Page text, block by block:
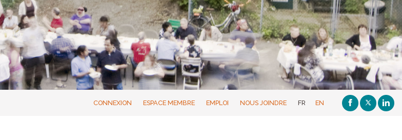
CONNEXION ESPACE MEMBRE EMPLOI NOUS JOINDRE FR EN